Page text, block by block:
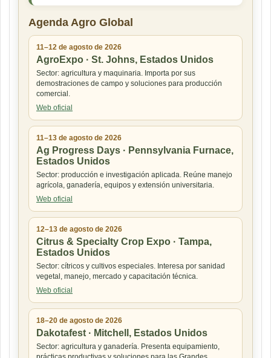
Agenda Agro Global
11–12 de agosto de 2026
AgroExpo · St. Johns, Estados Unidos
Sector: agricultura y maquinaria. Importa por sus
demostraciones de campo y soluciones para producción
comercial.
Web oficial
11–13 de agosto de 2026
Ag Progress Days · Pennsylvania Furnace,
Estados Unidos
Sector: producción e investigación aplicada. Reúne manejo
agrícola, ganadería, equipos y extensión universitaria.
Web oficial
12–13 de agosto de 2026
Citrus & Specialty Crop Expo · Tampa,
Estados Unidos
Sector: cítricos y cultivos especiales. Interesa por sanidad
vegetal, manejo, mercado y capacitación técnica.
Web oficial
18–20 de agosto de 2026
Dakotafest · Mitchell, Estados Unidos
Sector: agricultura y ganadería. Presenta equipamiento,